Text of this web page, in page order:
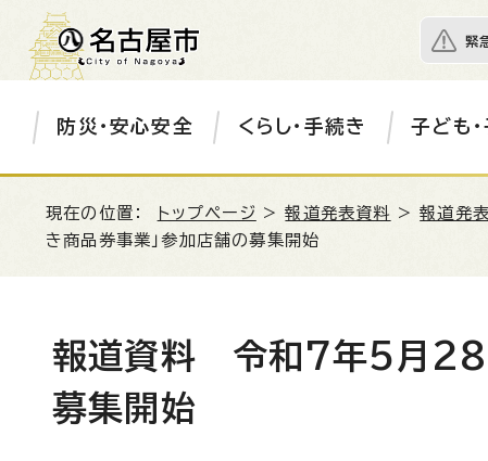
緊
防災・安心安全 くらし・手続き 子ども
現在の位置： トップページ >報道発表資料 >報道発
き商品券事業」参加店舗の募集開始
報道資料 令和7年5月28
募集開始